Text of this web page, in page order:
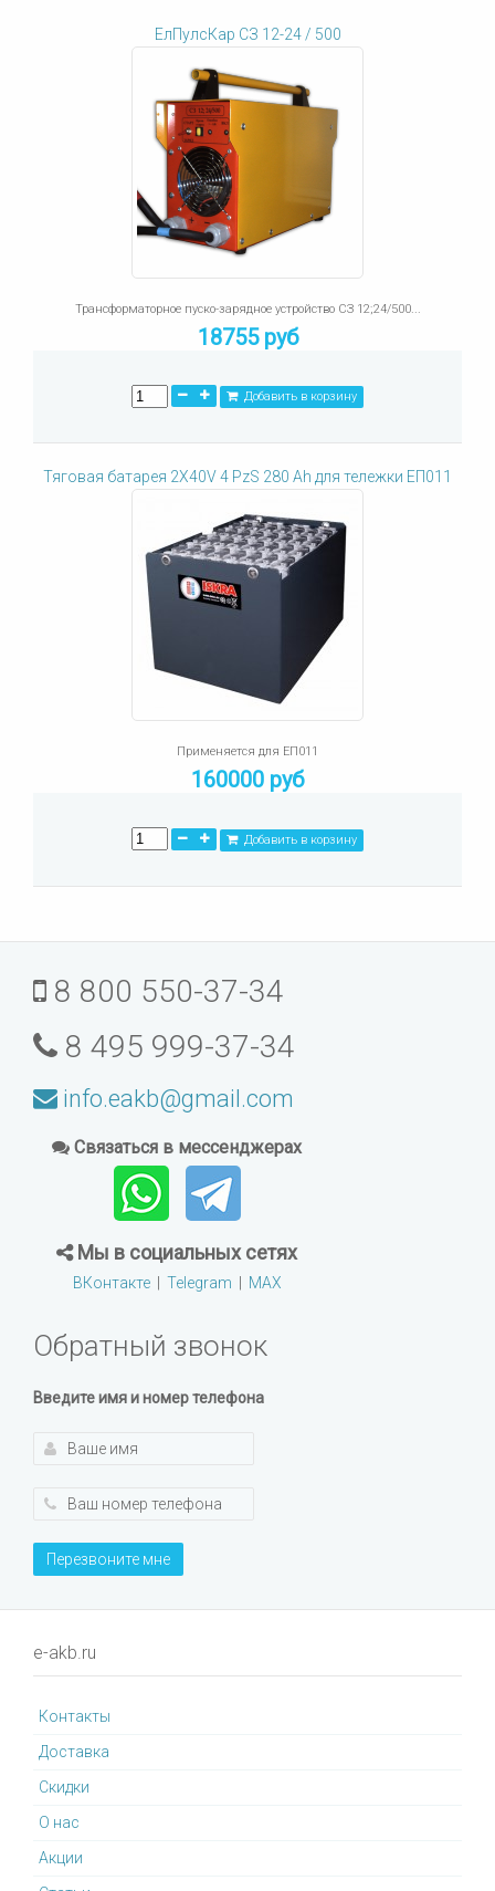
ЕлПулсКар СЗ 12-24 / 500
Трансформаторное пуско-зарядное устройство СЗ 12;24/500...
18755 руб
Добавить в корзину
Тяговая батарея 2X40V 4 PzS 280 Ah для тележки ЕП011
Применяется для ЕП011
160000 руб
Добавить в корзину
8 800 550-37-34
8 495 999-37-34
info.eakb@gmail.com
Связаться в мессенджерах
Мы в социальных сетях
ВКонтакте| Telegram | MAX
Обратный звонок
Введите имя и номер телефона
Перезвоните мне
e-akb.ru
Контакты
Доставка
Cкидки
О нас
Акции